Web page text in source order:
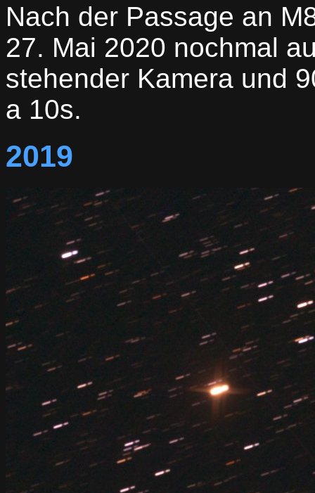
Nach der Passage an
27. Mai 2020 nochmal
stehender Kamera und
a 10s.
2019